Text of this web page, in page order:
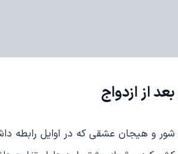
از ازدواج
و هیجان عشقی که در اوایل رابطه